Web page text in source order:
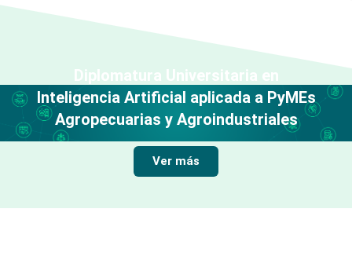
Diplomatura Universitaria en
Inteligencia Artificial aplicada a PyMEs
Agropecuarias y Agroindustriales
Ver más